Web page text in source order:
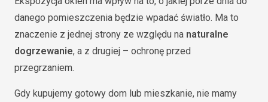
danego pomieszczenia będzie wpadać światło. Ma to
znaczenie z jednej strony ze względu na naturalne
dogrzewanie, a z drugiej – ochronę przed
przegrzaniem.
Gdy kupujemy gotowy dom lub mieszkanie, nie mamy